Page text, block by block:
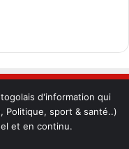
d'information qui
Politique, sport & santé..)
et en continu.